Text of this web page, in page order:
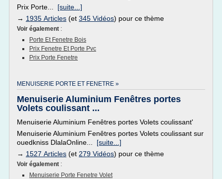
Prix Porte... [suite...]
→ 1935 Articles (et 345 Vidéos) pour ce thème
Voir également :
Porte Et Fenetre Bois
Prix Fenetre Et Porte Pvc
Prix Porte Fenetre
MENUISERIE PORTE ET FENETRE »
Menuiserie Aluminium Fenêtres portes
Volets coulissant ...
Menuiserie Aluminium Fenêtres portes Volets coulissant'
Menuiserie Aluminium Fenêtres portes Volets coulissant sur
ouedkniss DlalaOnline... [suite...]
→ 1527 Articles (et 279 Vidéos) pour ce thème
Voir également :
Menuiserie Porte Fenetre Volet